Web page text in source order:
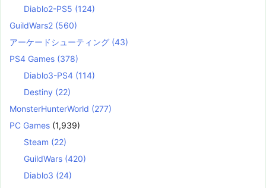
Diablo2-PS5 (124)
GuildWars2 (560)
アーケードシューティング (43)
PS4 Games (378)
Diablo3-PS4 (114)
Destiny (22)
MonsterHunterWorld (277)
PC Games (1,939)
Steam (22)
GuildWars (420)
Diablo3 (24)